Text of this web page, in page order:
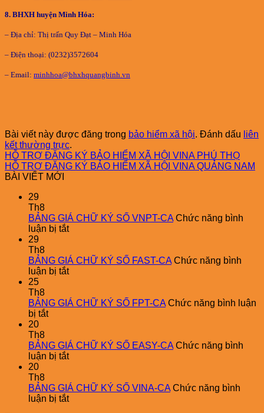
8. BHXH huyện Minh Hóa:
– Địa chỉ: Thị trấn Quy Đạt – Minh Hóa
– Điện thoại: (0232)3572604
– Email: minhhoa@bhxhquangbinh.vn
Bài viết này được đăng trong bảo hiểm xã hội. Đánh dấu liên
kết thường trực.
HỖ TRỢ ĐĂNG KÝ BẢO HIỂM XÃ HỘI VINA PHÚ THỌ
HỖ TRỢ ĐĂNG KÝ BẢO HIỂM XÃ HỘI VINA QUẢNG NAM
BÀI VIẾT MỚI
29
Th8
BẢNG GIÁ CHỮ KÝ SỐ VNPT-CA Chức năng bình
luận bị tắtở
CHỮ
KÝ
CA
29
Th8
BẢNG GIÁ CHỮ KÝ SỐ FAST-CA Chức năng bình
luận bị tắtở
CHỮ
CA
25
Th8
BẢNG GIÁ CHỮ KÝ SỐ FPT-CA Chức năng bình luận
bị tắtở
CHỮ
KÝ
CA
20
Th8
BẢNG GIÁ CHỮ KÝ SỐ EASY-CA Chức năng bình
luận bị tắtở
CHỮ
KÝ
20
Th8
BẢNG GIÁ CHỮ KÝ SỐ VINA-CA Chức năng bình
luận bị tắtở